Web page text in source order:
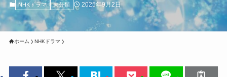
NHKドラマ 未分類 2025年9月2日
ホーム NHKドラマ